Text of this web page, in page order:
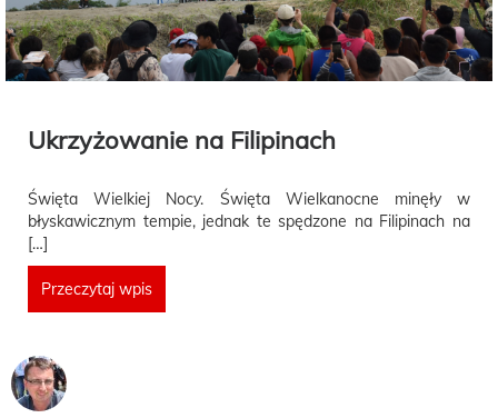
Ukrzyżowanie na Filipinach
Święta Wielkiej Nocy. Święta Wielkanocne minęły w
błyskawicznym tempie, jednak te spędzone na Filipinach na
[…]
Przeczytaj wpis